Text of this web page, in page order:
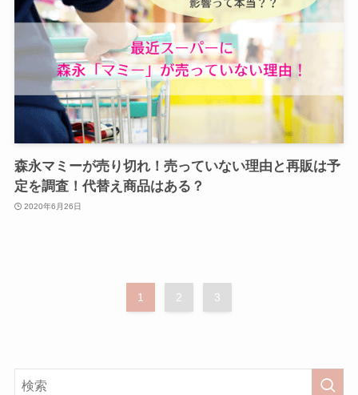
森永マミーが売り切れ！売っていない理由と再販は予
定を調査！代替え商品はある？
2020年6月26日
1 2 3